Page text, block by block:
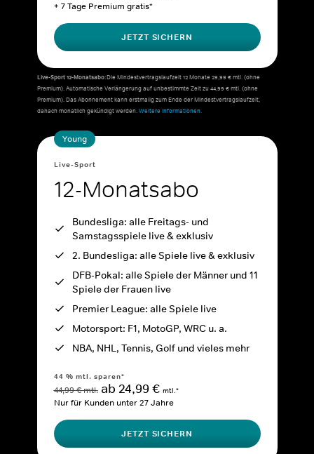
+ 7 Tage Premium gratis*
JETZT SICHERN
Live-Sport 12-Monatsabo:Die Mindestvertragslaufzeit 12 Monate 29,99 € mtl. (ohne
Premium). Automatische Verlängerung auf unbestimmte Zeit zu 44,99 € mtl. (ohne
Premium). Das Abonnement kann erstmalig zum Ende der Mindestvertragslaufzeit,
danach monatlich gekündigt werden.Weitere Informationen.
Young
Live-Sport
12-Monatsabo
Bundesliga: alle Freitags- und
Samstagsspiele live & exklusiv
2. Bundesliga: alle Spiele live & exklusiv
DFB-Pokal: alle Spiele der Männer und 11
Spiele der Frauen live
Premier League: alle Spiele live
Motorsport: F1, MotoGP, WRC u. a.
NBA, NHL, Tennis, Golf und vieles mehr
44 % mtl. sparen*
44,99 € mtl. ab 24,99 € mtl.*
Nur für Kunden unter 27 Jahre
JETZT SICHERN